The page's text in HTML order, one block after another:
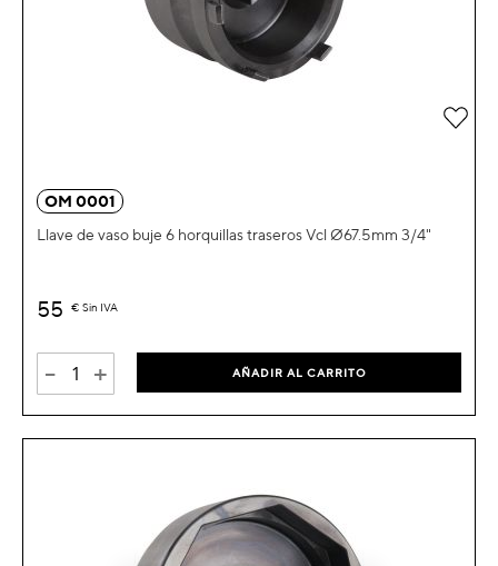
OM 0001
Llave de vaso buje 6 horquillas traseros Vcl Ø67.5mm 3/4"
55 € Sin IVA
- + AÑADIR AL CARRITO